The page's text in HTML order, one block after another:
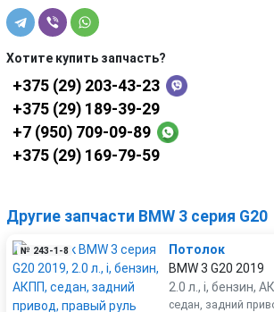
Хотите купить запчасть?
+375 (29) 203-43-23
+375 (29) 189-39-29
+7 (950) 709-09-89
+375 (29) 169-79-59
Другие запчасти BMW 3 серия G20
№ 243-1-8
Потолок
BMW 3 G20 2019
2.0 л., i, бензин,
седан, задний